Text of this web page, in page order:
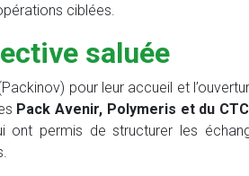
ciblées.
saluée
pour leur accueil et
Pack Avenir, Polymeris et du
ont permis de structurer les